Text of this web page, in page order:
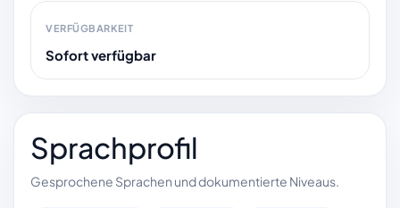
VERFÜGBARKEIT
Sofort verfügbar
Sprachprofil
Gesprochene Sprachen und dokumentierte Niveaus.